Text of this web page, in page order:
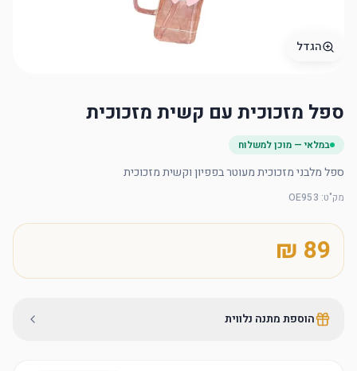
הגדל
ספל מזכוכית עם קשית מזכוכית
במלאי — מוכן למשלוח
ספל מלבני מזכוכית מעוטר בפפיון וקשית מזכוכית
מק"ט:
OE953
הוספת מתנה נלווית